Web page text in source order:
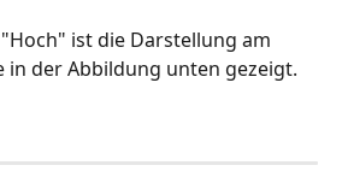
ist die Darstellung am
in der Abbildung unten gezeigt.